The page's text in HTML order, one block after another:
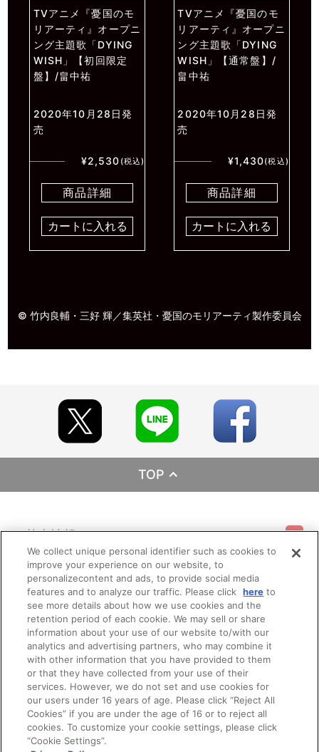
TVアニメ『憂国のモ
リアーティ』オープニ
ング主題歌「DYING
WISH」【初回限定
盤】/畠中祐
2020年10月28日発
売
¥2,530 (税込)
商品詳細
カートに入れる
TVアニメ『憂国のモ
リアーティ』オープニ
ング主題歌「DYING
WISH」【通常盤】/
畠中祐
2020年10月28日発
売
¥1,430(税込)
商品詳細
カートに入れる
© 竹内良輔・三好 輝／集英社・憂国のモリアーティ製作委員会
TOP
基本情報
利用規約 特定商取引法に基づく表示 プライバシーポリシー
プライバシーオプション 会社概要
ご利用情報
ご利用ガイド サイトマップ お問い合わせ 推奨環境
Do Not Sell or Share My Personal Information
会員メニュー
ログイン 会員規約 新規会員登録
その他のご案内
公式X バンダイナムコフィルムワークス
We collect unique personal identifier such as cookies to
improve your experience on our website, to
personalizecontent and ads, to provide social media
features and to analyze our traffic. Please click here to
see more details about how we use cookies and the
retention period of each cookie. We may sell or share
information about your use of our website to/with our
analytics and advertising partners, who may combine it
with other information that you have provided to them
or that they have collected from your use of their
services. However, we do not set and use cookies for
our users under 16 years of age. Please click “Reject All
Cookies” if you are under the age of 16 or to reject all
cookies. To customize your cookie settings, please click
“Cookie Settings”.